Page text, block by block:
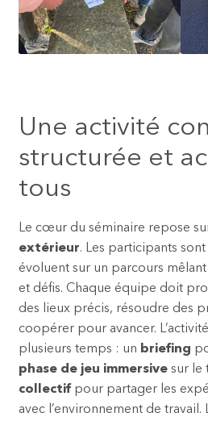
Une activité
structurée et
tous
Le cœur du séminaire repose
extérieur. Les participants
évoluent sur un parcours
et défis. Chaque équipe doit
des lieux précis, résoudre des
coopérer pour avancer.
plusieurs temps : un briefing
phase de jeu immersivesur le
collectif pour partager les
avec l’environnement de travail.